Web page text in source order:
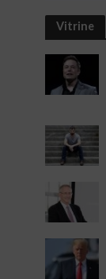
Vitrine